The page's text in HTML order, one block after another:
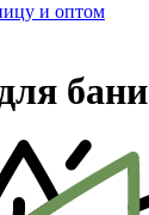
и оптом
бани